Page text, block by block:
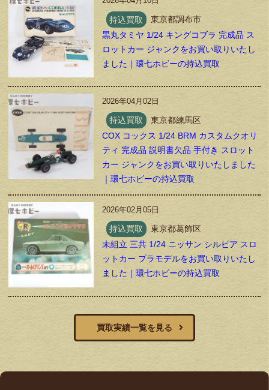
持込買取
東京都調布市
黒丸タミヤ 1/24 キングコブラ 完成品 ス
ロットカー ジャンクをお買い取りいたし
ました｜環七ホビーの持込買取
2026年04月02日
持込買取
東京都練馬区
COX コックス 1/24 BRM カスタムクオリ
ティ 完成品 説明書欠品 手付き スロット
カー ジャンクをお買い取りいたしました
｜環七ホビーの持込買取
2026年02月05日
持込買取
東京都葛飾区
未組立 三共 1/24 ニッサン シルビア スロ
ットカー プラモデルをお買い取りいたし
ました｜環七ホビーの持込買取
買取実績一覧を見る